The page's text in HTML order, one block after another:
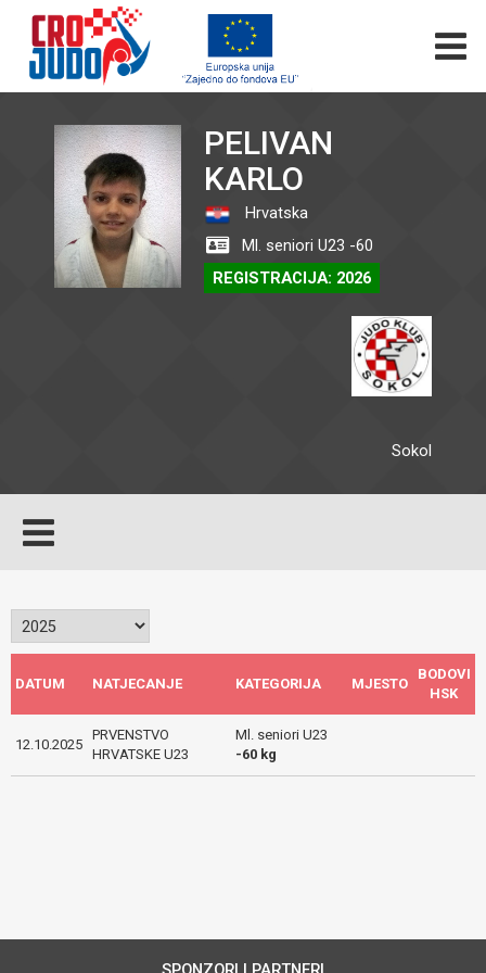
PELIVAN
KARLO
Hrvatska
Ml. seniori U23 -60
REGISTRACIJA: 2026
Sokol
DATUM NATJECANJE KATEGORIJA MJESTO
BODOVI
HSK
12.10.2025
PRVENSTVO
HRVATSKE U23
Ml. seniori U23
-60 kg